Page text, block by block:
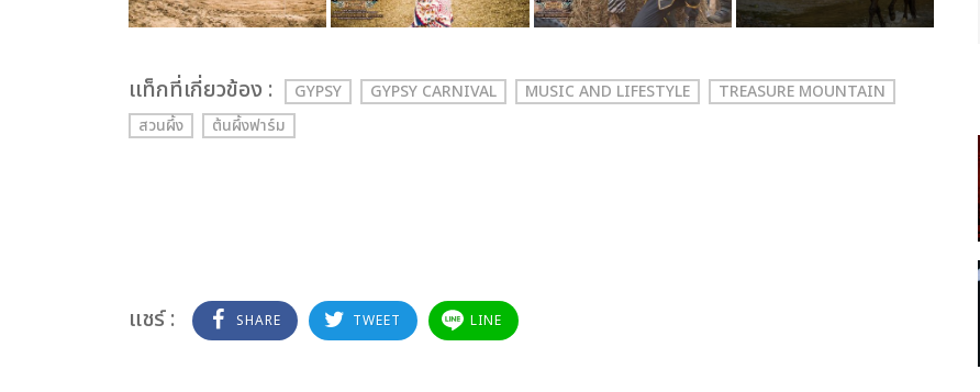
เเท็กที่เกี่ยวข้อง : GYPSY GYPSY CARNIVAL MUSIC AND LIFESTYLE
TREASURE MOUNTAIN
สวนผึ้ง
ต้นผึ้งฟาร์ม
แชร์ : SHARE TWEET LINE